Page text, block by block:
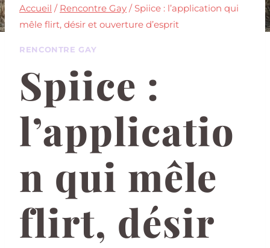
Accueil / Rencontre Gay / Spiice : l’application qui
mêle flirt, désir et ouverture d’esprit
RENCONTRE GAY
Spiice :
l’applicatio
n qui mêle
flirt, désir